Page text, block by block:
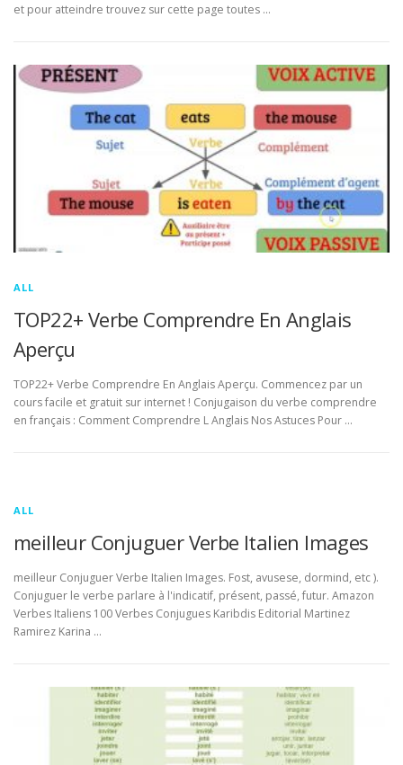
et pour atteindre trouvez sur cette page toutes …
ALL
TOP22+ Verbe Comprendre En Anglais
Aperçu
TOP22+ Verbe Comprendre En Anglais Aperçu. Commencez par un
cours facile et gratuit sur internet ! Conjugaison du verbe comprendre
en français : Comment Comprendre L Anglais Nos Astuces Pour …
ALL
meilleur Conjuguer Verbe Italien Images
meilleur Conjuguer Verbe Italien Images. Fost, avusese, dormind, etc ).
Conjuguer le verbe parlare à l'indicatif, présent, passé, futur. Amazon
Verbes Italiens 100 Verbes Conjugues Karibdis Editorial Martinez
Ramirez Karina …